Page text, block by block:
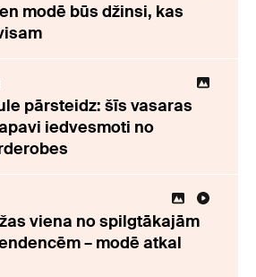
modē būs džinsi, kas
pārsteidz: šīs vasaras
iedvesmoti no
viena no spilgtākajām
– modē atkal